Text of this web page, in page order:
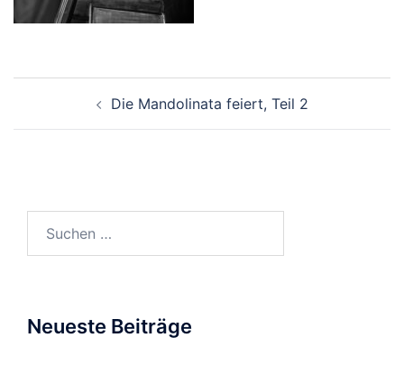
Die Mandolinata feiert, Teil 2
Neueste Beiträge